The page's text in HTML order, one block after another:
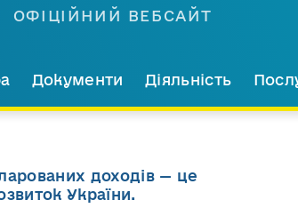
ОФІЦІЙНИЙ ВЕБСАЙТ
Документи Діяльність
доходів — це
України.